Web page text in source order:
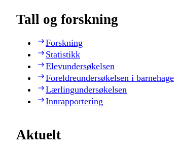
Tall og forskning
Forskning
Statistikk
Elevundersøkelsen
Foreldreundersøkelsen i barnehage
Lærlingundersøkelsen
Innrapportering
Aktuelt